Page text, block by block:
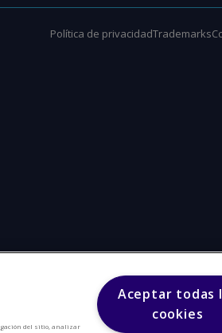
Política de privacidadTrademarks
del sitio, analizar
Aceptar todas
cookies